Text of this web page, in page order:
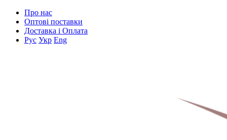
Про нас
Оптові поставки
Доставка і Оплата
Рус Укр Eng